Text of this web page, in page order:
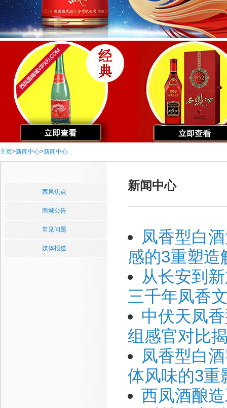
主页>新闻中心>新闻中心
西凤焦点
商城公告
常见问题
媒体报道
新闻中心
凤香型白
感的3重塑造
从长安到
三千年凤香
中伏天凤
组感官对比
凤香型白
体风味的3重
西凤酒酿